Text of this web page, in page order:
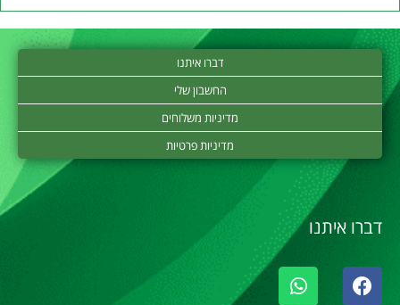
דברו איתנו
החשבון שלי
מדיניות משלוחים
מדיניות פרטיות
דברו איתנו